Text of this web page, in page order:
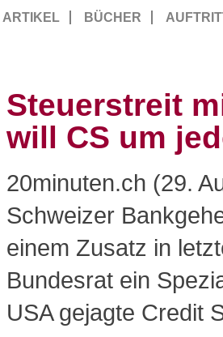
ARTIKEL BÜCHER
Steuerstreit
will CS um
20minuten.ch (29.
Schweizer
einem Zusatz in
Bundesrat ein
USA gejagte Credit